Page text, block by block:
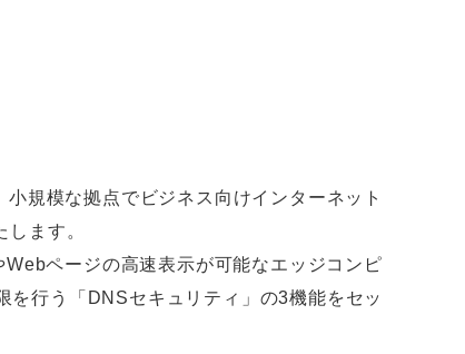
規模な拠点でビジネス向けインターネット
ます。
ページの高速表示が可能なエッジコンピ
行う「DNSセキュリティ」の3機能をセッ